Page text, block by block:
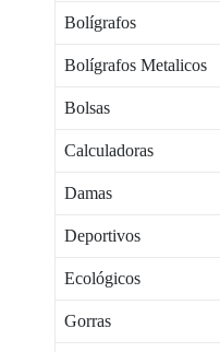
Bolígrafos
Bolígrafos Metalicos
Bolsas
Calculadoras
Damas
Deportivos
Ecológicos
Gorras